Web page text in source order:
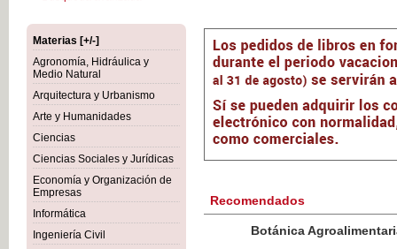
Materias [+/-]
Agronomía, Hidráulica y
Medio Natural
Arquitectura y Urbanismo
Arte y Humanidades
Ciencias
Ciencias Sociales y Jurídicas
Economía y Organización de
Empresas
Informática
Ingeniería Civil
Recomendados
Botánica Agroalimentaria